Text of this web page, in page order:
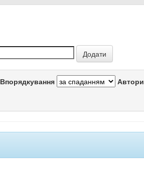
Впорядкування Автори